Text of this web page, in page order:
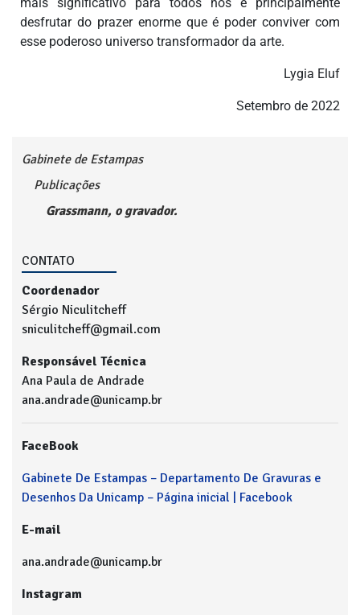
desfrutar do prazer enorme que é poder conviver com
esse poderoso universo transformador da arte.
Lygia Eluf
Setembro de 2022
Gabinete de Estampas
Publicações
Grassmann, o gravador.
CONTATO
Coordenador
Sérgio Niculitcheff
sniculitcheff@gmail.com
Responsável Técnica
Ana Paula de Andrade
ana.andrade@unicamp.br
FaceBook
Gabinete De Estampas – Departamento De Gravuras e
Desenhos Da Unicamp – Página inicial | Facebook
E-mail
ana.andrade@unicamp.br
Instagram